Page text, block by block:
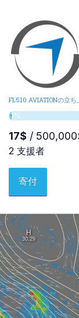
FL510 AVIATIONの立ち
寄付